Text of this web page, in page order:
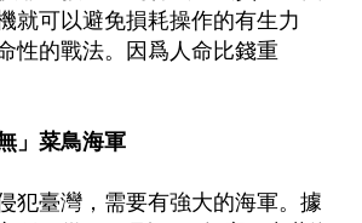
就可以避免損耗操作的有生力
性的戰法。因爲人命比錢重
」菜鳥海軍
犯臺灣，需要有強大的海軍。據